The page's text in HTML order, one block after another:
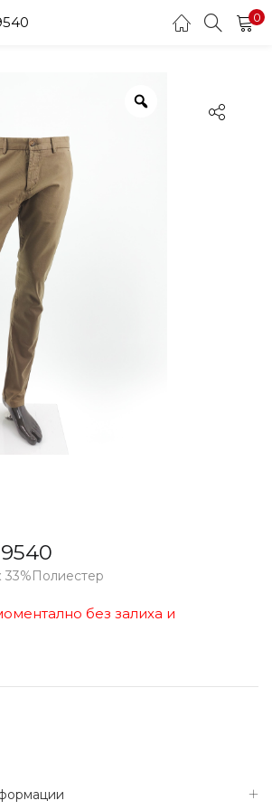
0
33%Полиестер
без залиха и
and password to login.
Login
Lost password?